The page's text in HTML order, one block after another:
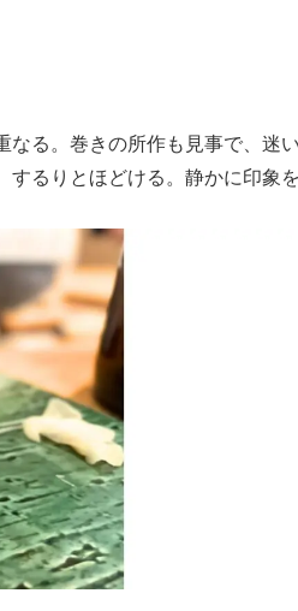
る。巻きの所作も見事で、迷
るりとほどける。静かに印象